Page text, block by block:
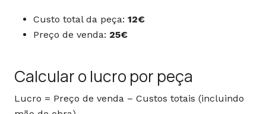
Custo total da peça: 12€
Preço de venda: 25€
Calcular o lucro por peça
Lucro = Preço de venda – Custos totais (incluindo